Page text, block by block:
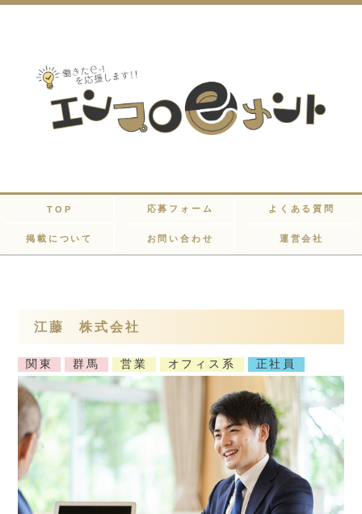
TOP 応募フォーム よくある質問
掲載について お問い合わせ 運営会社
江藤 株式会社
関東 群馬 営業 オフィス系 正社員